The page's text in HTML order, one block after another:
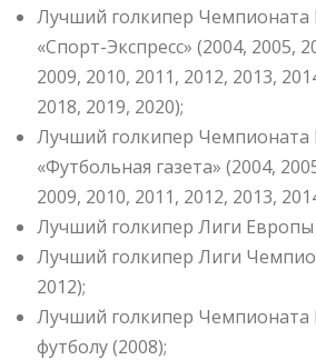
Лучший голкипер Чемпионата
«Спорт-Экспресс» (2004, 2005,
2009, 2010, 2011, 2012, 2013,
2018, 2019, 2020);
Лучший голкипер Чемпионата
«Футбольная газета» (2004,
2009, 2010, 2011, 2012, 2013,
Лучший голкипер Лиги Европы
Лучший голкипер Лиги
2012);
Лучший голкипер Чемпионата
футболу (2008);